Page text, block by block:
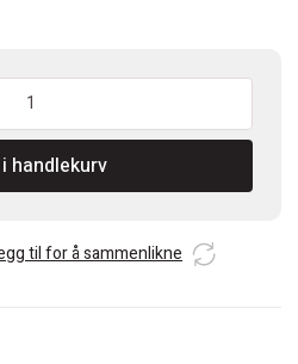
handlekurv
til for å sammenlikne